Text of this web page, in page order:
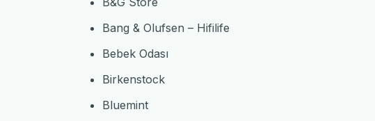
Bang & Olufsen – Hifilife
Bebek Odası
Birkenstock
Bluemint